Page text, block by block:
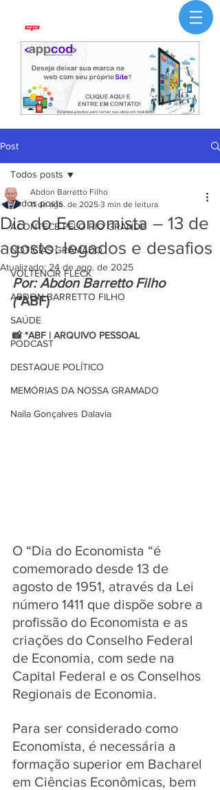
Post
Todos posts
ACONTECE PELO RIO GRANDE
NOTÍCIAS GRAMADO
VOLTENCIR FLECK
ABDON BARRETTO FILHO
SAÚDE
PODCAST
DESTAQUE POLÍTICO
MEMÓRIAS DA NOSSA GRAMADO
Naíla Gonçalves Dalavia
Todos posts
Dia do Economista – 13 de
agosto: legados e desafios
Abdon Barretto Filho
11 de ago. de 2025 3 min de leitura
Atualizado: 24 de ago. de 2025
Por: Abdon Barretto Filho
(*ABF)
📸 *ABF | ARQUIVO PESSOAL
O “Dia do Economista “é
comemorado desde 13 de
agosto de 1951, através da Lei
número 1411 que dispõe sobre a
profissão do Economista e as
criações do Conselho Federal
de Economia, com sede na
Capital Federal e os Conselhos
Regionais de Economia.
Para ser considerado como
Economista, é necessária a
formação superior em Bacharel
em Ciências Econômicas, bem